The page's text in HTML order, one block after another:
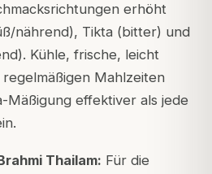
erhöht
nährend), Tikta (bitter) und
Kühle, frische, leicht
Mahlzeiten
Mäßigung effektiver als jede
Thailam: Für die